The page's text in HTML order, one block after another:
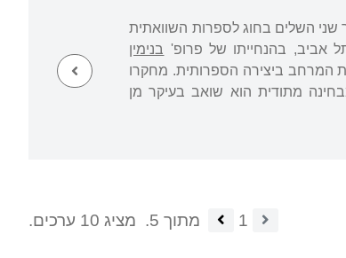
בירושלים. את לימודיו לתואר שני השלים בחוג לספרות השוואתית
אביב, בהנחייתו של פרופ' בנימין
המרחב ביצירה הספרותית. מחקרו
מתודית הוא שואב בעיקר מן
1 מתוך 5. מציג 10 ערכים.